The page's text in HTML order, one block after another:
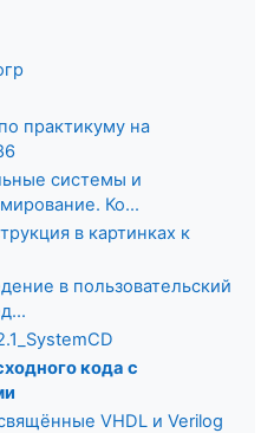
практикуму на
системы и
Ко...
в картинках к
в пользовательский
кода с
VHDL и Verilog